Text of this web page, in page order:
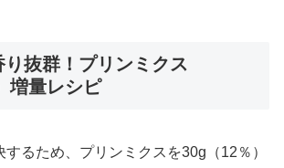
り抜群！プリンミクス
増量レシピ
るため、プリンミクスを30g（12％）